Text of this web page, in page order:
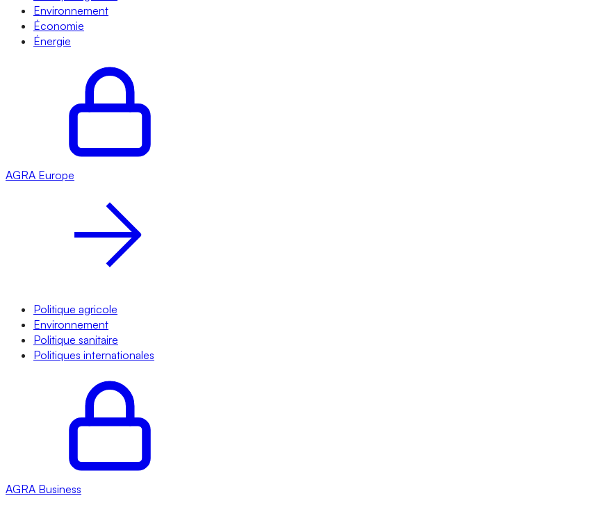
Environnement
Économie
Énergie
AGRA Europe
Politique agricole
Environnement
Politique sanitaire
Politiques internationales
AGRA Business